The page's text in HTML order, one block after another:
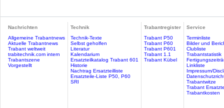
Nachrichten
Allgemeine Trabantnews
Aktuelle Trabantnews
Trabant weltweit
trabitechnik.com intern
Trabantszene
Vorgestellt
Technik
Technik-Texte
Selbst geholfen
Literatur
Kalendarium
Ersatzteilkatalog Trabant 601
Historie
Nachtrag Ersatzteilliste
Ersatzteile-Liste P50, P60
SRI
Trabantregister
Trabant P50
Trabant P60
Trabant P601
Trabant 1.1
Trabant Kübel
Service
Terminliste
Bilder und
Clubliste
Trabantstatistik
Linkliste
Impressum/
Trabantwitze
Trabant
Trabantkosten